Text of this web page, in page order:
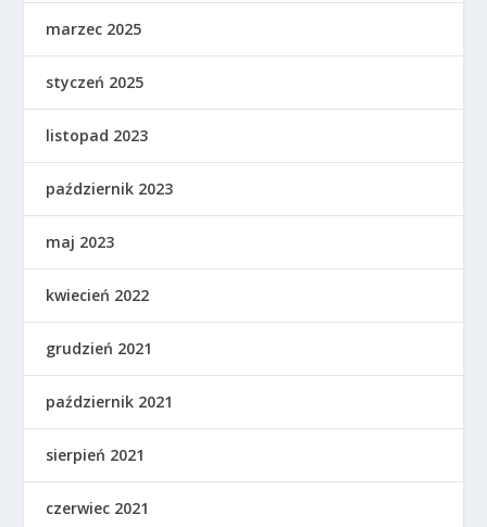
marzec 2025
styczeń 2025
listopad 2023
październik 2023
maj 2023
kwiecień 2022
grudzień 2021
październik 2021
sierpień 2021
czerwiec 2021